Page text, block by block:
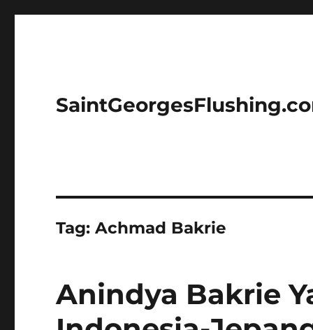
Tag:Achmad Bakrie
Anindya Bakrie